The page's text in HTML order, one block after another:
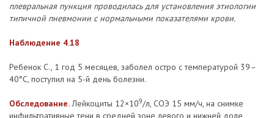
плевральная пункция проводилась для установления этиологии
типичной пневмонии с нормальными показателями крови.
Наблюдение 4.18
Ребенок С., 1 год 5 месяцев, заболел остро с температурой 39–
40°С, поступил на 5-й день болезни.
Обследование.Лейкоциты 12×109/л, СОЭ 15 мм/ч, на снимке
инфильтративные тени в средней зоне левого и нижней доле